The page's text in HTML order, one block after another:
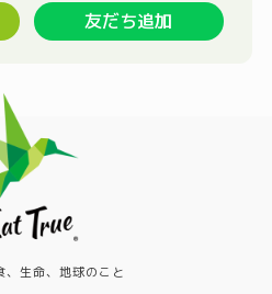
友だち追加
、生命、地球のこと